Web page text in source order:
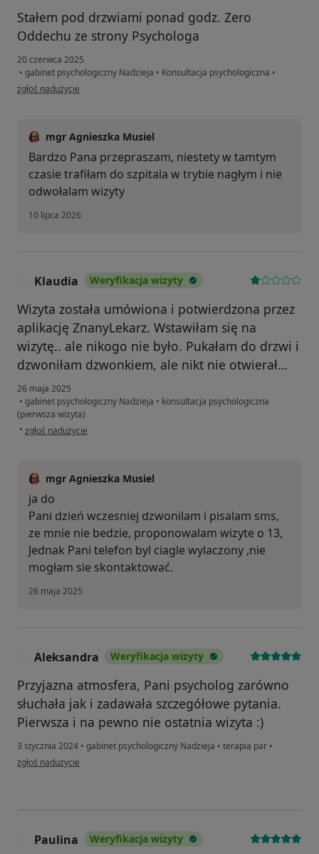
Stałem pod drzwiami ponad godz. Zero
Oddechu ze strony Psychologa
20 czerwca 2025
• gabinet psychologiczny Nadzieja • Konsultacja psychologiczna •
w opinii użytkownika Patryk
zgłoś nadużycie
mgr Agnieszka Musiel
Bardzo Pana przepraszam, niestety w tamtym
czasie trafiłam do szpitala w trybie nagłym i nie
odwołalam wizyty
10 lipca 2026
Klaudia Weryfikacja wizyty
Wizyta została umówiona i potwierdzona przez
aplikację ZnanyLekarz. Wstawiłam się na
wizytę.. ale nikogo nie było. Pukałam do drzwi i
dzwoniłam dzwonkiem, ale nikt nie otwierał…
26 maja 2025
• gabinet psychologiczny Nadzieja • konsultacja psychologiczna
(pierwsza wizyta)
• w opinii użytkownika Klaudia
zgłoś nadużycie
mgr Agnieszka Musiel
ja do
Pani dzień wczesniej dzwonilam i pisalam sms,
ze mnie nie bedzie, proponowalam wizyte o 13,
Jednak Pani telefon byl ciagle wylaczony ,nie
mogłam sie skontaktować.
26 maja 2025
Aleksandra Weryfikacja wizyty
Przyjazna atmosfera, Pani psycholog zarówno
słuchała jak i zadawała szczegółowe pytania.
Pierwsza i na pewno nie ostatnia wizyta :)
3 stycznia 2024 • gabinet psychologiczny Nadzieja • terapia par •
w opinii użytkownika Aleksandra
zgłoś nadużycie
Paulina Weryfikacja wizyty